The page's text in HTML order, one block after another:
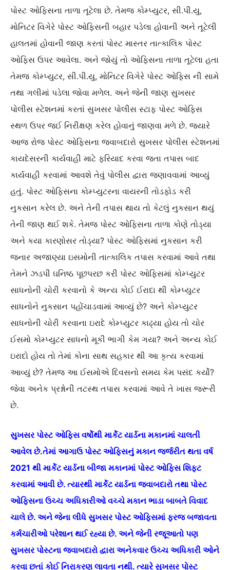
પોસ્ટ ઓફિસના તાળા તૂટેલા છે. તેમજ કોમ્પ્યુટર, સી.પી.યુ,
મોનિટર વિગેરે પોસ્ટ ઓફિસની બહાર પડેલા હોવાની અને તૂટેલી
હાલતમાં હોવાની જાણ કરતાં પોસ્ટ માસ્તર તાત્કાલિક પોસ્ટ
ઓફિસ ઉપર આવેલા. અને જોયું તો ઓફિસના તાળા તૂટેલા હતા
તેમજ કોમ્પ્યુટર, સી.પી.યુ, મોનિટર વિગેરે પોસ્ટ ઓફિસ ની સામે
તથા ગલીમાં પડેલા જોવા મળેલ. અને જેની જાણ સુખસર
પોલીસ સ્ટેશનમાં કરતાં‌ સુખસર પોલીસ સ્ટાફ પોસ્ટ ઓફિસ
સ્થળ ઉપર જઈ નિરીક્ષણ કરેલ હોવાનું જાણવા મળે છે. જ્યારે
આજ રોજ પોસ્ટ ઓફિસના જવાબદારો સુખસર પોલીસ સ્ટેશનમાં
કાયદેસરની કાર્યવાહી માટે ફરિયાદ કરવા જતા તપાસ બાદ
કાર્યવાહી કરવામાં આવશે તેવું પોલીસ દ્વારા જણાવવામાં આવ્યું
હતું. પોસ્ટ ઓફિસના કોમ્પ્યુટરના વાયરની તોડફોડ કરી
નુકસાન કરેલ છે. અને તેની તપાસ થાય તો કેટલું નુકસાન થયું
તેની જાણ થઈ શકે. તેમજ પોસ્ટ ઓફિસના તાળા કોણે તોડ્યા
અને કયા કારણોસર તોડ્યા? પોસ્ટ ઓફિસમાં નુકસાન કરી
જનાર અજાણ્યા ઇસમોની તાત્કાલિક તપાસ કરવામાં આવે તથા
તેમને ઝડપી ઘનિષ્ઠ પૂછપરછ કરી પોસ્ટ ઓફિસમાં કોમ્પ્યુટર
સાધનોની ચોરી કરવાનો કે અન્ય કોઈ ઈરાદા થી કોમ્પ્યુટર
સાધનોને નુકસાન પહોંચાડવામાં આવ્યું છે? અને કોમ્પ્યુટર
સાધનોની ચોરી કરવાના ઇરાદે કોમ્પ્યુટર કાઢ્યા હોય તો ચોર
ઈસમો કોમ્પ્યુટર સાધનો મૂકી ભાગી કેમ ગયા? અને અન્ય કોઈ
ઇરાદો હોય તો તેમાં કોના સાથ સહકાર થી આ કૃત્ય કરવામાં
આવ્યું છે? તેમજ આ ઈસમોએ દિવસનો સમય કેમ પસંદ કર્યો?
જેવા અનેક પ્રશ્નોની તટસ્થ તપાસ કરવામાં આવે તે ખાસ જરૂરી
છે.
સુખસર પોસ્ટ ઓફિસ વર્ષોથી માર્કેટ યાર્ડના મકાનમાં ચાલતી
આવેલ છે.તેમાં આગાઉ પોસ્ટ ઓફિસનું મકાન જર્જરીત થતા વર્ષ
2021 થી માર્કેટ યાર્ડના બીજા મકાનમાં પોસ્ટ ઓફિસ શિફ્ટ
કરવામાં આવી છે. ત્યારથી માર્કેટ યાર્ડના જવાબદારો તથા પોસ્ટ
ઓફિસના ઉચ્ચ અધિકારીઓ વચ્ચે મકાન ભાડા બાબતે વિવાદ
ચાલે છે. અને જેના લીધે સુખસર પોસ્ટ ઓફિસમાં ફરજ બજાવતા
કર્મચારીઓ પરેશાન થઈ રહ્યા છે. અને જેની રજૂઆતો પણ
સુખસર પોસ્ટના જવાબદારો દ્વારા અનેકવાર ઉચ્ચ અધિકારી ઓને
કરવા છતાં કોઈ નિરાકરણ લાવતા નથી. ત્યારે સુખસર પોસ્ટ